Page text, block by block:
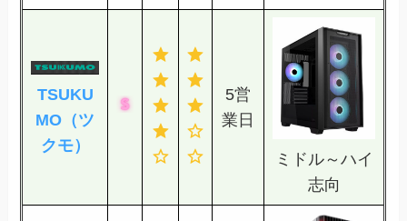
TSUKU
MO（ツ
クモ）
5営
業日
ミドル～ハイ
志向